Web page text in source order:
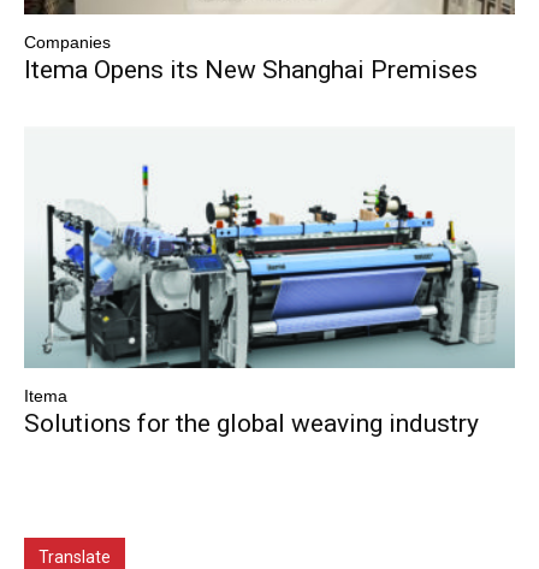
Companies
Itema Opens its New Shanghai Premises
Itema
Solutions for the global weaving industry
Translate